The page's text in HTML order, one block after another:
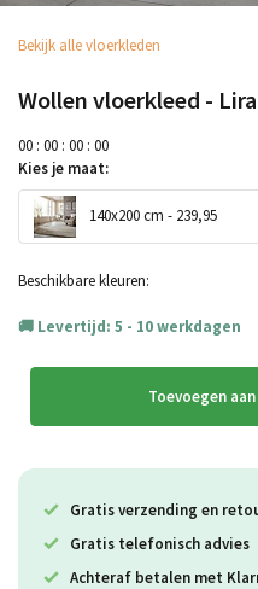
Bekijk alle vloerkleden
Wollen vloerkleed -
00 : 00 : 00 : 00
Kies je maat:
140x200 cm - 239,95
Beschikbare kleuren:
Levertijd: 5 - 10 werkdagen
Toevoegen
Gratis verzending en
Gratis telefonisch advies
Achteraf betalen met